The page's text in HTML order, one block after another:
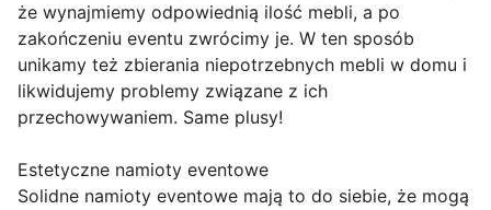
że wynajmiemy odpowiednią ilość mebli, a po
zakończeniu eventu zwrócimy je. W ten sposób
unikamy też zbierania niepotrzebnych mebli w domu i
likwidujemy problemy związane z ich
przechowywaniem. Same plusy!
Estetyczne namioty eventowe
Solidne namioty eventowe mają to do siebie, że mogą